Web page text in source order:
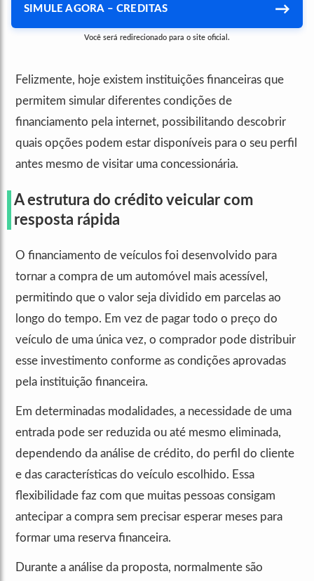
SIMULE AGORA – CREDITAS →
Você será redirecionado para o site oficial.
Felizmente, hoje existem instituições financeiras que
permitem simular diferentes condições de
financiamento pela internet, possibilitando descobrir
quais opções podem estar disponíveis para o seu perfil
antes mesmo de visitar uma concessionária.
A estrutura do crédito veicular com
resposta rápida
O financiamento de veículos foi desenvolvido para
tornar a compra de um automóvel mais acessível,
permitindo que o valor seja dividido em parcelas ao
longo do tempo. Em vez de pagar todo o preço do
veículo de uma única vez, o comprador pode distribuir
esse investimento conforme as condições aprovadas
pela instituição financeira.
Em determinadas modalidades, a necessidade de uma
entrada pode ser reduzida ou até mesmo eliminada,
dependendo da análise de crédito, do perfil do cliente
e das características do veículo escolhido. Essa
flexibilidade faz com que muitas pessoas consigam
antecipar a compra sem precisar esperar meses para
formar uma reserva financeira.
Durante a análise da proposta, normalmente são